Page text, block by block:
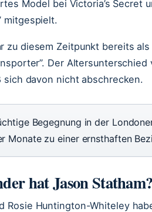
Model bei Victoria’s Secret
mitgespielt.
zu diesem Zeitpunkt bereits
Der
sich davon nicht abschrecken.
Begegnung in der
Monate zu einer ernsthaften
hat Jason
Rosie Huntington-Whiteley